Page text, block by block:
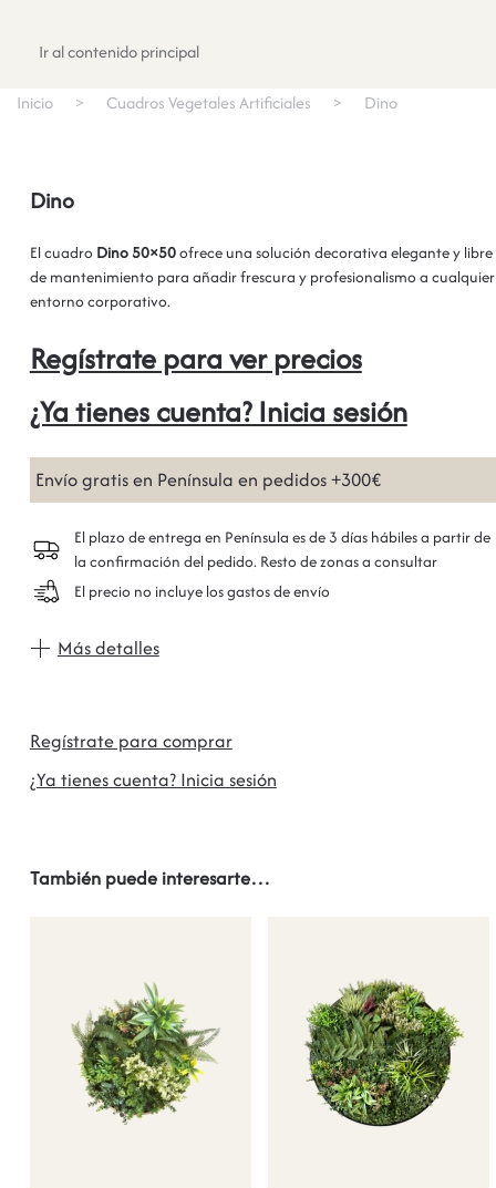
Ir al contenido principal
Inicio Cuadros Vegetales Artificiales Dino
Dino
El cuadro Dino 50×50ofrece una solución decorativa elegante y libre
de mantenimiento para añadir frescura y profesionalismo a cualquier
entorno corporativo.
Regístrate para ver precios
¿Ya tienes cuenta? Inicia sesión
Envío gratis en Península en pedidos +300€
El plazo de entrega en Península es de 3 días hábiles a partir de
la confirmación del pedido. Resto de zonas a consultar
El precio no incluye los gastos de envío
Más detalles
Regístrate para comprar
¿Ya tienes cuenta? Inicia sesión
También puede interesarte…